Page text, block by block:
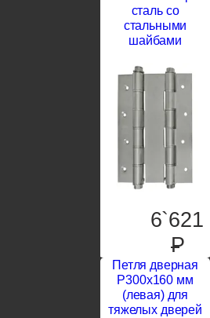
сталь со
стальными
шайбами
6`621
P
Петля дверная
P300x160 мм
(левая) для
тяжелых дверей